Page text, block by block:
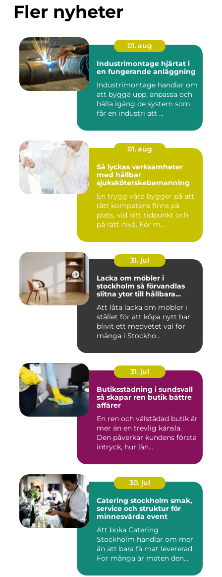
Fler nyheter
01. aug
Industrimontage hjärtat i
en fungerande anläggning
Industrimontage handlar om
att bygga upp, anpassa och
hålla igång de system som
får en industri att ...
01. aug
Så lyckas verksamheter
med hållbar
sjuksköterskebemanning
En trygg vård bygger på att
rätt kompetens finns på
plats, vid rätt tidpunkt och
på rätt nivå. För m...
31. jul
Lacka om möbler i
stockholm så förvandlas
slitna ytor till hållbara
Att låta lacka om möbler i
stället för att köpa nytt har
blivit ett medvetet val för
många i Stockho...
31. jul
Butiksstädning i sundsvall
så skapar ren butik bättre
affärer
En ren och välstädad butik är
mer än en trevlig känsla.
Den påverkar kundens första
intryck, hur län...
30. jul
Catering stockholm smak,
service och struktur för
minnesvärda event
Att boka Catering
Stockholm handlar om mer
än att bara få mat levererad.
För många är maten den